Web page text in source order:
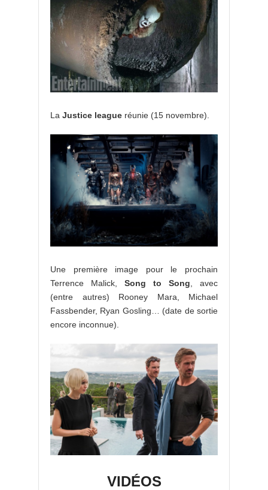
La Justice league réunie (15 novembre).
Une première image pour le prochain
Terrence Malick, Song to Song , avec
(entre autres) Rooney Mara, Michael
Fassbender, Ryan Gosling… (date de sortie
encore inconnue).
VIDÉOS